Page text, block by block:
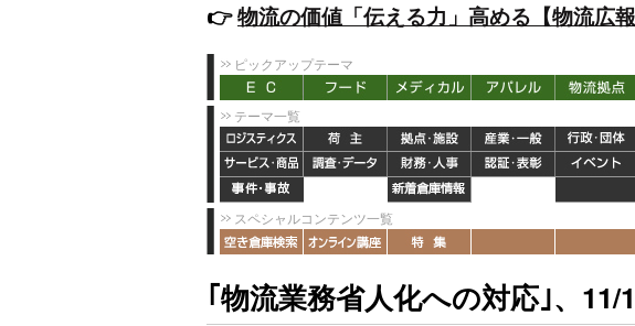
👉️物流の価値「伝える力」高める【物流広
ピックアップテーマ
テーマ一覧
スペシャルコンテンツ一覧
｢物流業務省人化への対応｣、11/